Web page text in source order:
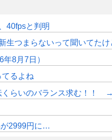
40fpsと判明
つまらないって聞いてたけ
8月7日）
るよね
くらいのバランス求む！！
が2999円に…